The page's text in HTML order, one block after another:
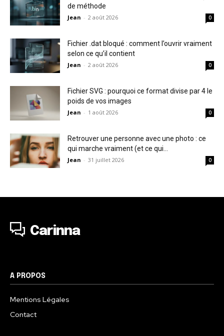
de méthode
Jean - 2 août 2026 0
Fichier .dat bloqué : comment l’ouvrir vraiment
selon ce qu’il contient
Jean - 2 août 2026 0
Fichier SVG : pourquoi ce format divise par 4 le
poids de vos images
Jean - 1 août 2026 0
Retrouver une personne avec une photo : ce
qui marche vraiment (et ce qui...
Jean - 31 juillet 2026 0
Carinna
A PROPOS
Mentions Légales
Contact